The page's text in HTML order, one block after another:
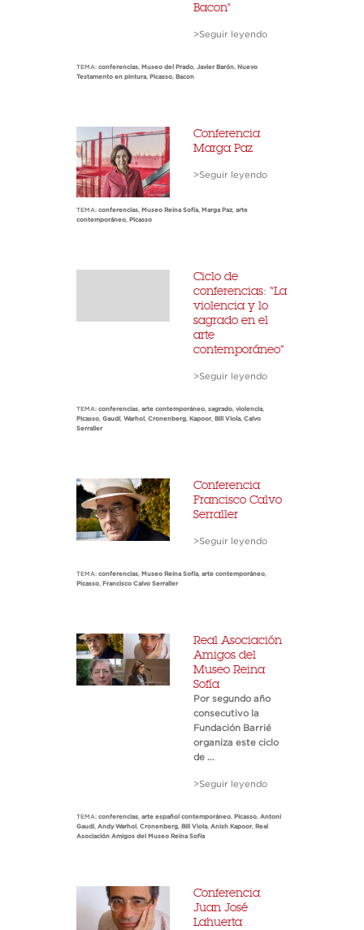
Bacon"
>Seguir leyendo
TEMA: conferencias, Museo del Prado, Javier Barón, Nuevo
Testamento en pintura, Picasso, Bacon
Conferencia
Marga Paz
>Seguir leyendo
TEMA: conferencias, Museo Reina Sofía, Marga Paz, arte
contemporáneo, Picasso
Ciclo de
conferencias: “La
violencia y lo
sagrado en el
arte
contemporáneo”
>Seguir leyendo
TEMA: conferencias, arte contemporáneo, sagrado, violencia,
Picasso, Gaudí, Warhol, Cronenberg, Kapoor, Bill Viola, Calvo
Serraller
Conferencia
Francisco Calvo
Serraller
>Seguir leyendo
TEMA: conferencias, Museo Reina Sofía, arte contemporáneo,
Picasso, Francisco Calvo Serraller
Real Asociación
Amigos del
Museo Reina
Sofía
Por segundo año
consecutivo la
Fundación Barrié
organiza este ciclo
de ...
>Seguir leyendo
TEMA: conferencias, arte español contemporáneo, Picasso, Antoni
Gaudí, Andy Warhol, Cronenberg, Bill Viola, Anish Kapoor, Real
Asociación Amigos del Museo Reina Sofía
Conferencia
Juan José
Lahuerta